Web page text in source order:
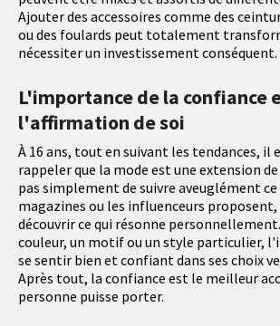
Ajouter des accessoires comme des
ou des foulards peut totalement
nécessiter un investissement conséquent.
L'importance de la confiance
l'affirmation de soi
À 16 ans, tout en suivant les tendances, il
rappeler que la mode est une extension
pas simplement de suivre aveuglément ce
magazines ou les influenceurs
découvrir ce qui résonne
couleur, un motif ou un style particulier,
se sentir bien et confiant dans ses choix
Après tout, la confiance est le meilleur
personne puisse porter.